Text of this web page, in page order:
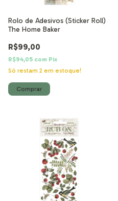
Rolo de Adesivos (Sticker Roll)
The Home Baker
R$99,00
R$94,05 com Pix
Só restam 2 em estoque!